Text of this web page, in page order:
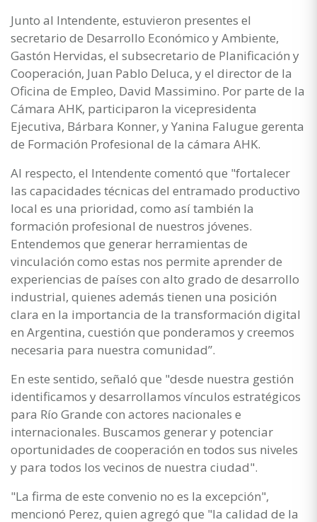
Junto al Intendente, estuvieron presentes el
secretario de Desarrollo Económico y Ambiente,
Gastón Hervidas, el subsecretario de Planificación y
Cooperación, Juan Pablo Deluca, y el director de la
Oficina de Empleo, David Massimino. Por parte de la
Cámara AHK, participaron la vicepresidenta
Ejecutiva, Bárbara Konner, y Yanina Falugue gerenta
de Formación Profesional de la cámara AHK.
Al respecto, el Intendente comentó que "fortalecer
las capacidades técnicas del entramado productivo
local es una prioridad, como así también la
formación profesional de nuestros jóvenes.
Entendemos que generar herramientas de
vinculación como estas nos permite aprender de
experiencias de países con alto grado de desarrollo
industrial, quienes además tienen una posición
clara en la importancia de la transformación digital
en Argentina, cuestión que ponderamos y creemos
necesaria para nuestra comunidad”.
En este sentido, señaló que "desde nuestra gestión
identificamos y desarrollamos vínculos estratégicos
para Río Grande con actores nacionales e
internacionales. Buscamos generar y potenciar
oportunidades de cooperación en todos sus niveles
y para todos los vecinos de nuestra ciudad".
"La firma de este convenio no es la excepción",
mencionó Perez, quien agregó que "la calidad de la